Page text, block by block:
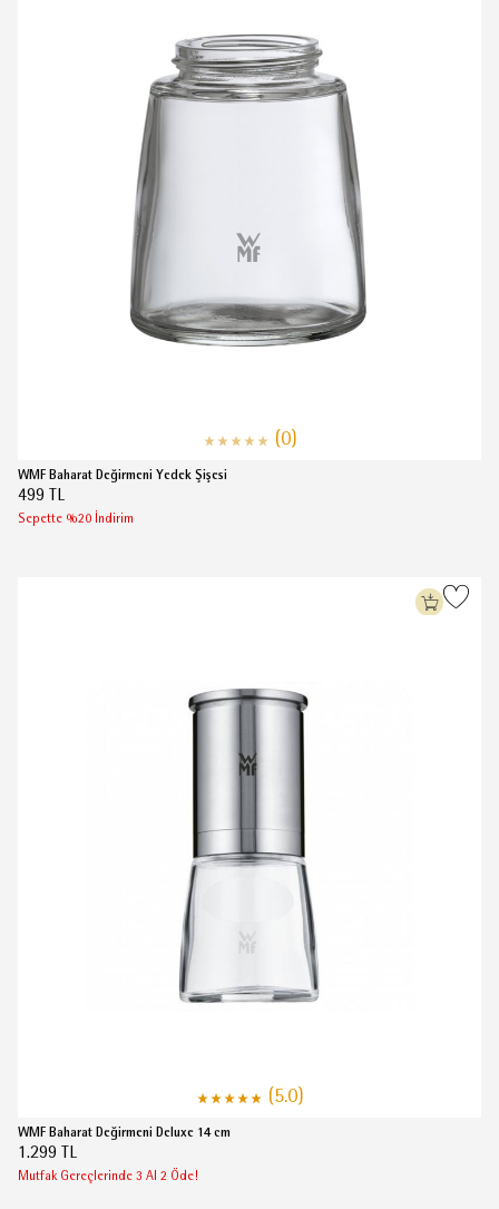
(0)
WMF Baharat Değirmeni Yedek Şişesi
499 TL
Sepette %20 İndirim
(5.0)
WMF Baharat Değirmeni Deluxe 14 cm
1.299 TL
Mutfak Gereçlerinde 3 Al 2 Öde!